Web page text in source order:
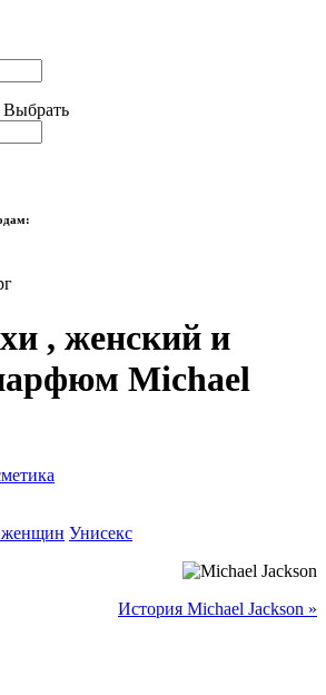
, женский и
Michael
женщин Унисекс
История Michael Jackson »